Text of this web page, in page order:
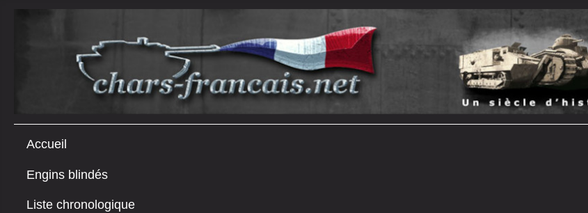
Accueil
Engins blindés
Liste chronologique